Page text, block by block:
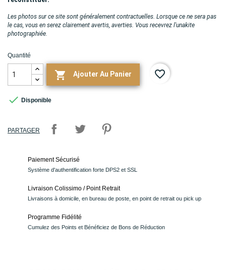
Les photos sur ce site sont généralement contractuelles. Lorsque ce ne sera pas
le cas, vous en serez clairement avertis, averties. Vous recevrez l'unakite
photographiée.
Quantité
 Ajouter Au Panier favorite_border
 Disponible
PARTAGER
Paiement Sécurisé
Système d'authentification forte DPS2 et SSL
Livraison Colissimo / Point Retrait
Livraisons à domicile, en bureau de poste, en point de retrait ou pick up
Programme Fidélité
Cumulez des Points et Bénéficiez de Bons de Réduction